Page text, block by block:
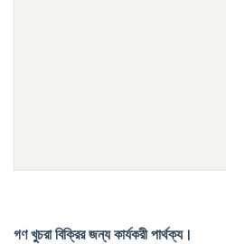
গণ খুচরা বিক্রির জন্য কার্যকরী পার্থক্য।